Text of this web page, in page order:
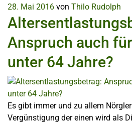
28. Mai 2016 von Thilo Rudolph
Anspruch auch
unter 64 Jahre?
Es gibt immer und zu allem
Vergünstigung der einen wird als